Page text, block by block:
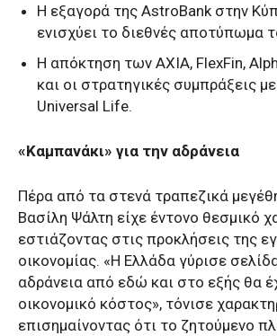
Η εξαγορά της AstroBank στην
ενισχύει το διεθνές αποτύπωμα
Η απόκτηση των AXIA, FlexFin,
και οι στρατηγικές συμπράξεις
Universal Life.
«Καμπανάκι» για την αδράνεια
Πέρα από τα στενά τραπεζικά
Βασίλη Ψάλτη είχε έντονο θεσμικό
εστιάζοντας στις προκλήσεις της
οικονομίας. «Η Ελλάδα γύρισε
αδράνεια από εδώ και στο εξής θα
οικονομικό κόστος», τόνισε
επισημαίνοντας ότι το ζητούμενο